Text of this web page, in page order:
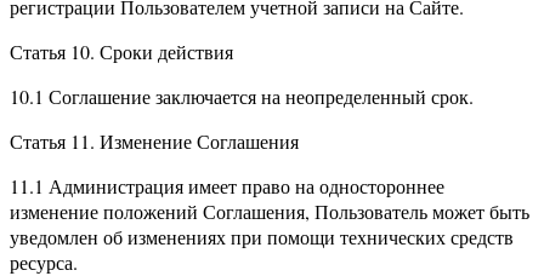
регистрации Пользователем учетной записи на Сайте.
Статья 10. Сроки действия
10.1 Соглашение заключается на неопределенный срок.
Статья 11. Изменение Соглашения
11.1 Администрация имеет право на одностороннее
изменение положений Соглашения, Пользователь может быть
уведомлен об изменениях при помощи технических средств
ресурса.